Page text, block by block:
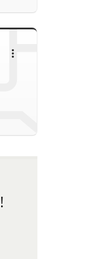
!